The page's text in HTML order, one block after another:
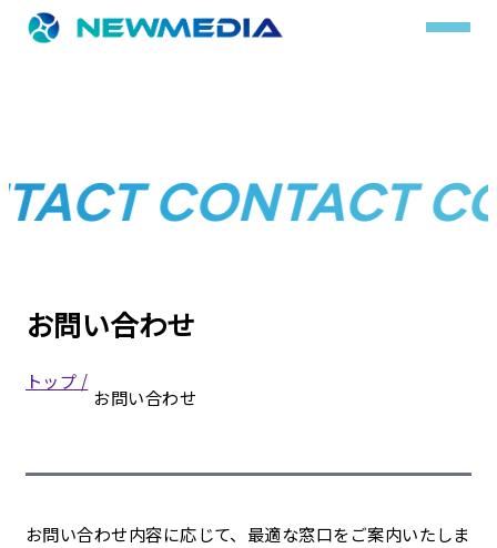
サービス一覧
企業理念
CONTACT
お問い合わせ
トップ /
お問い合わせ
お問い合わせ内容に応じて、最適な窓口をご案内いたしま